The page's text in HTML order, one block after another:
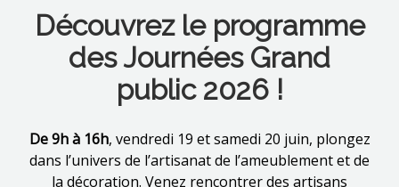
Découvrez le programme
des Journées Grand
public 2026 !
De 9h à 16h, vendredi 19 et samedi 20 juin, plongez
dans l’univers de l’artisanat de l’ameublement et de
la décoration. Venez rencontrer des artisans